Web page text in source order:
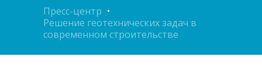
Пресс-центр
Решение геотехнических задач в
современном строительстве